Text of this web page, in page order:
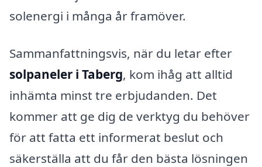
solenergi i många år framöver.
Sammanfattningsvis, när du letar efter
solpaneler i Taberg, kom ihåg att alltid
inhämta minst tre erbjudanden. Det
kommer att ge dig de verktyg du behöver
för att fatta ett informerat beslut och
säkerställa att du får den bästa lösningen